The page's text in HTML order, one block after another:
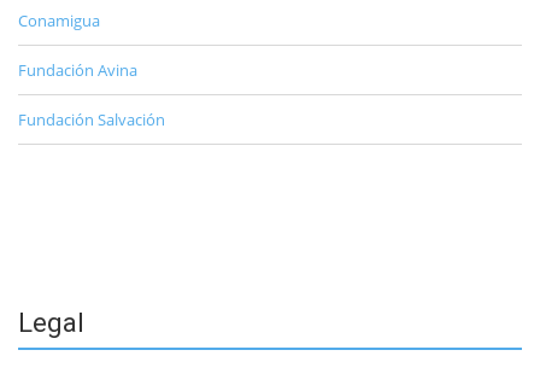
Conamigua
Fundación Avina
Fundación Salvación
Legal